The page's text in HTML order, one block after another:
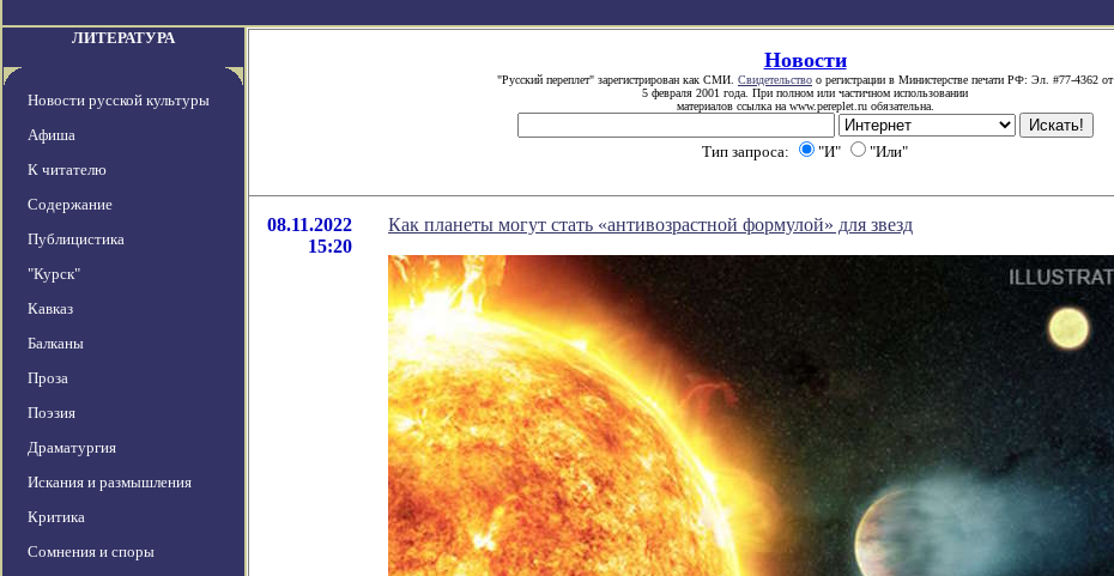
ЛИТЕРАТУРА
Новости русской культуры
Афиша
К читателю
Содержание
Публицистика
"Курск"
Кавказ
Балканы
Проза
Поэзия
Драматургия
Искания и размышления
Критика
Сомнения и споры
Новости
"Русский переплет" зарегистрирован как СМИ. Свидетельство о регистрации в Министерстве печати РФ: Эл. #77-4362 от
5 февраля 2001 года. При полном или частичном использовании
материалов ссылка на www.pereplet.ru обязательна.
Тип запроса: "И" "Или"
08.11.2022
15:20
Как планеты могут стать «антивозрастной формулой» для звезд